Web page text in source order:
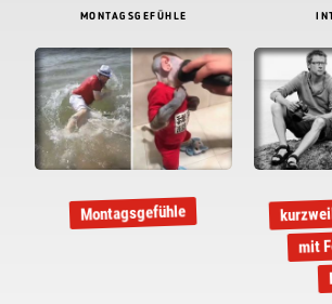
MONTAGSGEFÜHLE
Montagsgefühle
mit